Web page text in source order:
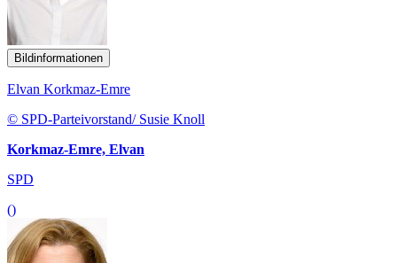
Bildinformationen
Elvan Korkmaz-Emre
© SPD-Parteivorstand/ Susie Knoll
Korkmaz-Emre, Elvan
SPD
()